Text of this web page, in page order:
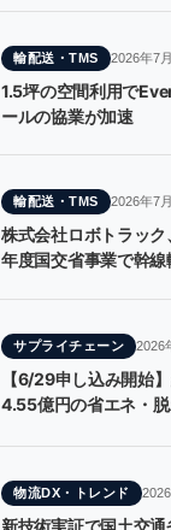
輸配送・TMS 2026年7
1.5坪の空間利用で
ールの協業が加速
輸配送・TMS 2026年7
株式会社ロボトラッ
年度国交省事業で幹
サプライチェーン 2026
【6/29申し込み開始
4.55億円の省エネ・
物流DX・トレンド
新技術実証で国土交